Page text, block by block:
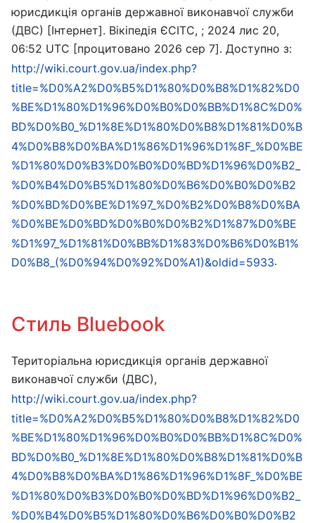
юрисдикція органів державної виконавчої служби
(ДВС) [Інтернет]. Вікіпедія ЄСІТС, ; 2024 лис 20,
06:52 UTC [процитовано 2026 сер 7]. Доступно з:
http://wiki.court.gov.ua/index.php?
title=%D0%A2%D0%B5%D1%80%D0%B8%D1%82%D0
%BE%D1%80%D1%96%D0%B0%D0%BB%D1%8C%D0%
BD%D0%B0_%D1%8E%D1%80%D0%B8%D1%81%D0%B
4%D0%B8%D0%BA%D1%86%D1%96%D1%8F_%D0%BE
%D1%80%D0%B3%D0%B0%D0%BD%D1%96%D0%B2_
%D0%B4%D0%B5%D1%80%D0%B6%D0%B0%D0%B2
%D0%BD%D0%BE%D1%97_%D0%B2%D0%B8%D0%BA
%D0%BE%D0%BD%D0%B0%D0%B2%D1%87%D0%BE
%D1%97_%D1%81%D0%BB%D1%83%D0%B6%D0%B1%
D0%B8_(%D0%94%D0%92%D0%A1)&oldid=5933.
Стиль Bluebook
Територіальна юрисдикція органів державної
виконавчої служби (ДВС),
http://wiki.court.gov.ua/index.php?
title=%D0%A2%D0%B5%D1%80%D0%B8%D1%82%D0
%BE%D1%80%D1%96%D0%B0%D0%BB%D1%8C%D0%
BD%D0%B0_%D1%8E%D1%80%D0%B8%D1%81%D0%B
4%D0%B8%D0%BA%D1%86%D1%96%D1%8F_%D0%BE
%D1%80%D0%B3%D0%B0%D0%BD%D1%96%D0%B2_
%D0%B4%D0%B5%D1%80%D0%B6%D0%B0%D0%B2